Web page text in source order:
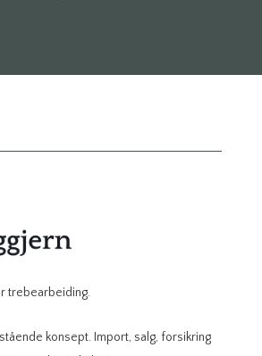
trebearbeiding.
konsept. Import, salg, forsikring